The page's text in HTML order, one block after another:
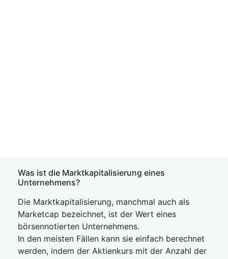
Was ist die Marktkapitalisierung eines
Unternehmens?
Die Marktkapitalisierung, manchmal auch als
Marketcap bezeichnet, ist der Wert eines
börsennotierten Unternehmens.
In den meisten Fällen kann sie einfach berechnet
werden, indem der Aktienkurs mit der Anzahl der